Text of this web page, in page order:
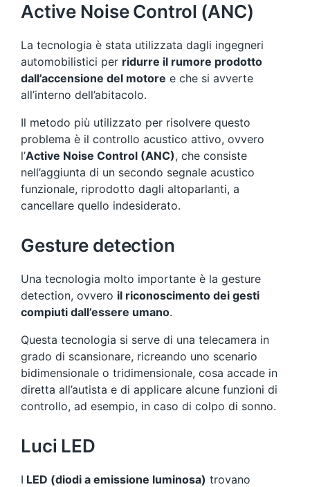
Active Noise Control (ANC)
La tecnologia è stata utilizzata dagli ingegneri
automobilistici per ridurre il rumore prodotto
dall’accensione del motore e che si avverte
all’interno dell’abitacolo.
Il metodo più utilizzato per risolvere questo
problema è il controllo acustico attivo, ovvero
l’Active Noise Control (ANC), che consiste
nell’aggiunta di un secondo segnale acustico
funzionale, riprodotto dagli altoparlanti, a
cancellare quello indesiderato.
Gesture detection
Una tecnologia molto importante è la gesture
detection, ovvero il riconoscimento dei gesti
compiuti dall’essere umano.
Questa tecnologia si serve di una telecamera in
grado di scansionare, ricreando uno scenario
bidimensionale o tridimensionale, cosa accade in
diretta all’autista e di applicare alcune funzioni di
controllo, ad esempio, in caso di colpo di sonno.
Luci LED
I LED (diodi a emissione luminosa) trovano